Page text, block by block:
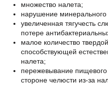
множество налета;
нарушение минерального
увеличенная тягучесть
потере
малое количество
способствующей
налета;
пережевывание
стороне челюсти из-за